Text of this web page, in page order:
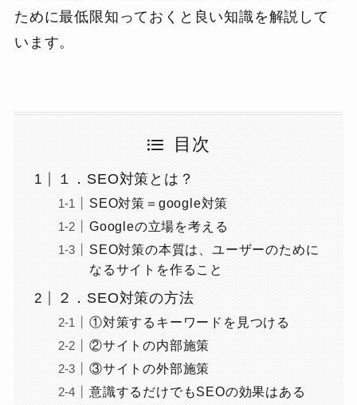
ために最低限知っておくと良い知識を解説して
います。
目次
１．SEO対策とは？
SEO対策＝google対策
Googleの立場を考える
SEO対策の本質は、ユーザーのために
なるサイトを作ること
２．SEO対策の方法
①対策するキーワードを見つける
②サイトの内部施策
③サイトの外部施策
意識するだけでもSEOの効果はある